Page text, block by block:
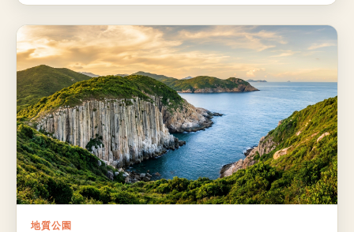
地質公園